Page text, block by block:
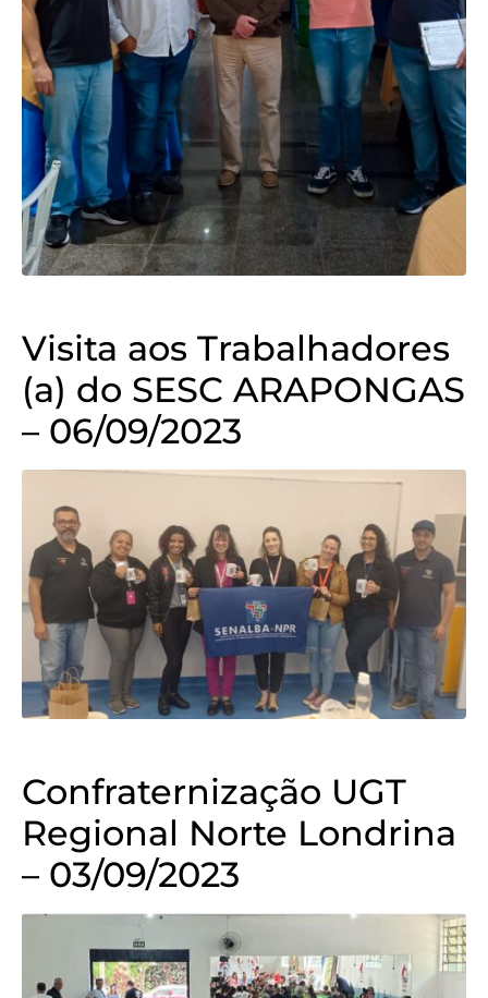
Visita aos Trabalhadores
(a) do SESC ARAPONGAS
– 06/09/2023
Confraternização UGT
Regional Norte Londrina
– 03/09/2023